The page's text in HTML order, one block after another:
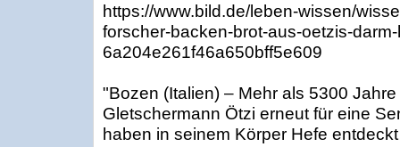
https://www.bild.de/leben-wissen/
forscher-backen-brot-aus-oetzis-
6a204e261f46a650bff5e609
"Bozen (Italien) – Mehr als 5300
Gletschermann Ötzi erneut für eine
haben in seinem Körper Hefe